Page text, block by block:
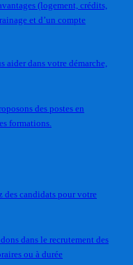
(logement, crédits,
et d’un compte
aider dans votre démarche,
des postes en
formations.
des candidats pour votre
dans le recrutement des
ou à durée